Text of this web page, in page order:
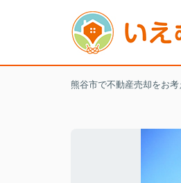
熊谷市で不動産売却をお